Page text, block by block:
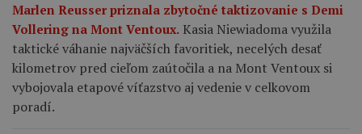
Marlen Reusser priznala zbytočné taktizovanie s Demi
Vollering na Mont Ventoux. Kasia Niewiadoma využila
taktické váhanie najväčších favoritiek, necelých desať
kilometrov pred cieľom zaútočila a na Mont Ventoux si
vybojovala etapové víťazstvo aj vedenie v celkovom
poradí.